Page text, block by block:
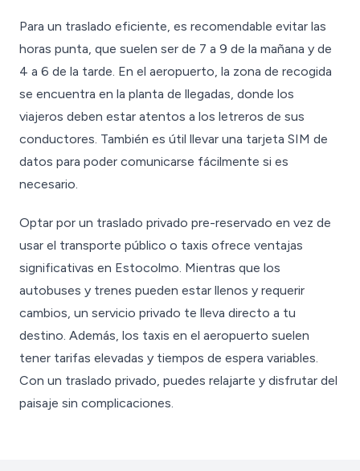
Para un traslado eficiente, es recomendable evitar las
horas punta, que suelen ser de 7 a 9 de la mañana y de
4 a 6 de la tarde. En el aeropuerto, la zona de recogida
se encuentra en la planta de llegadas, donde los
viajeros deben estar atentos a los letreros de sus
conductores. También es útil llevar una tarjeta SIM de
datos para poder comunicarse fácilmente si es
necesario.
Optar por un traslado privado pre-reservado en vez de
usar el transporte público o taxis ofrece ventajas
significativas en Estocolmo. Mientras que los
autobuses y trenes pueden estar llenos y requerir
cambios, un servicio privado te lleva directo a tu
destino. Además, los taxis en el aeropuerto suelen
tener tarifas elevadas y tiempos de espera variables.
Con un traslado privado, puedes relajarte y disfrutar del
paisaje sin complicaciones.